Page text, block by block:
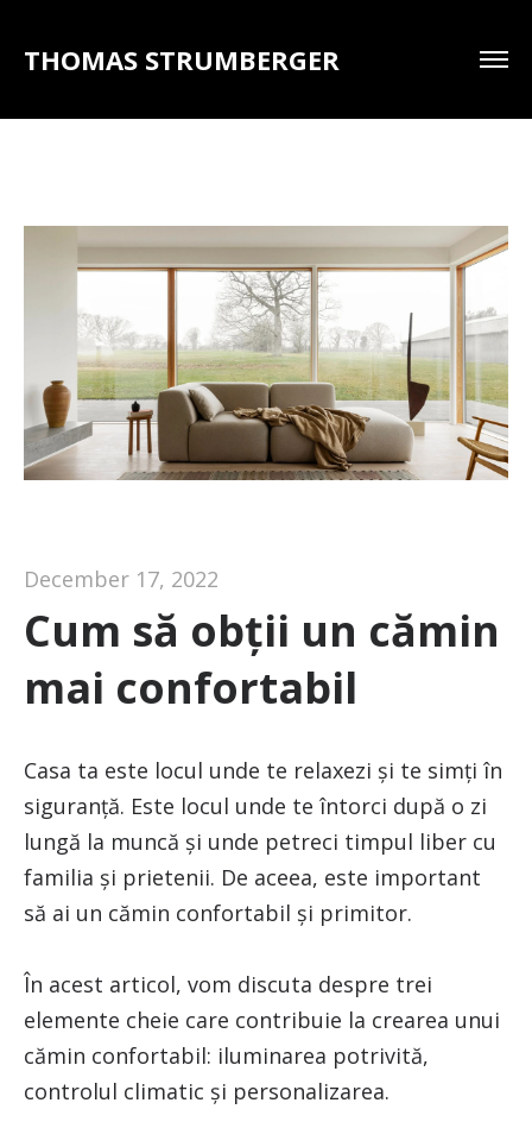
THOMAS STRUMBERGER
December 17, 2022
Cum să obții un cămin
mai confortabil
Casa ta este locul unde te relaxezi și te simți în
siguranță. Este locul unde te întorci după o zi
lungă la muncă și unde petreci timpul liber cu
familia și prietenii. De aceea, este important
să ai un cămin confortabil și primitor.
În acest articol, vom discuta despre trei
elemente cheie care contribuie la crearea unui
cămin confortabil: iluminarea potrivită,
controlul climatic și personalizarea.